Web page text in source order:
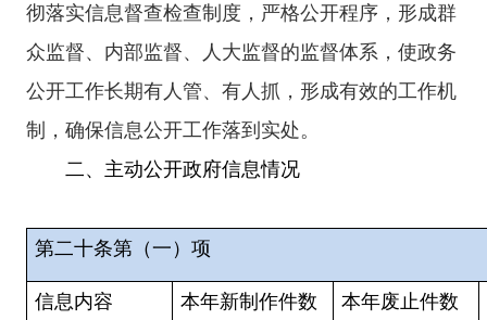
彻落实信息督查检查制度，严格公开程序，形成群
众监督、内部监督、人大监督的监督体系， 使政务
公开工作长期有人管、有人抓，形成有效的工作机
制
，确保信息公开工作落到实处。
二、主动公开政府信息情况
第二十条第（一）项
信息内容 本年新制作件数 本年废止件数